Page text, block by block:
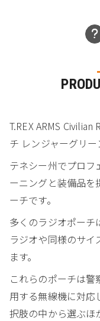
T.REX ARMS
チ レンジャーグリー
テネシー州でプロ
ーニングと装備品を
ーチです。
多くのラジオポーチ
ラジオや同様のサ
ます。
これらのポーチは
用する無線機に対
択肢の中から選ぶほ